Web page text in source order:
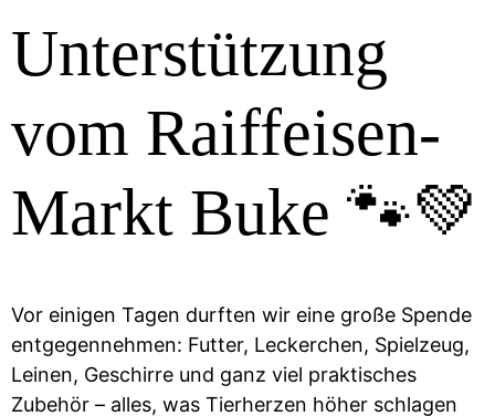
Unterstützung
vom Raiffeisen-
Markt Buke 🐾💚
Vor einigen Tagen durften wir eine große Spende
entgegennehmen: Futter, Leckerchen, Spielzeug,
Leinen, Geschirre und ganz viel praktisches
Zubehör – alles, was Tierherzen höher schlagen